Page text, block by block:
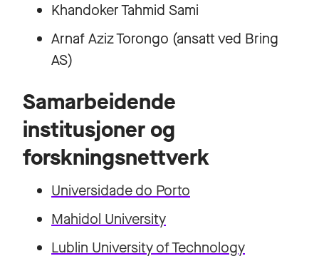
Khandoker Tahmid Sami
Arnaf Aziz Torongo (ansatt ved Bring
AS)
Samarbeidende
institusjoner og
forskningsnettverk
Universidade do Porto
Mahidol University
Lublin University of Technology